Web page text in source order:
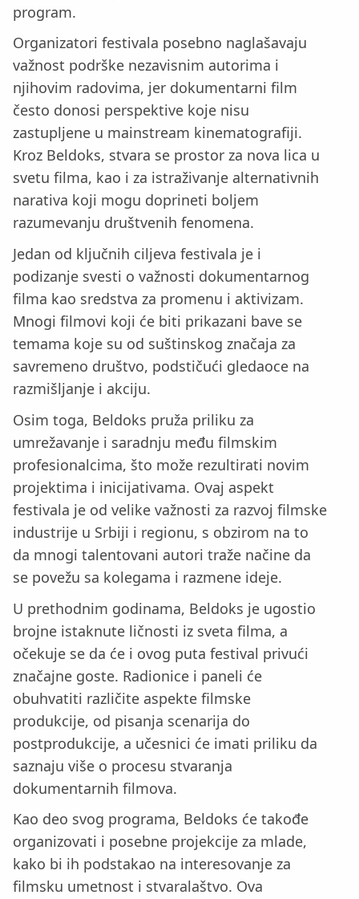
program.
Organizatori festivala posebno naglašavaju
važnost podrške nezavisnim autorima i
njihovim radovima, jer dokumentarni film
često donosi perspektive koje nisu
zastupljene u mainstream kinematografiji.
Kroz Beldoks, stvara se prostor za nova lica u
svetu filma, kao i za istraživanje alternativnih
narativa koji mogu doprineti boljem
razumevanju društvenih fenomena.
Jedan od ključnih ciljeva festivala je i
podizanje svesti o važnosti dokumentarnog
filma kao sredstva za promenu i aktivizam.
Mnogi filmovi koji će biti prikazani bave se
temama koje su od suštinskog značaja za
savremeno društvo, podstičući gledaoce na
razmišljanje i akciju.
Osim toga, Beldoks pruža priliku za
umrežavanje i saradnju među filmskim
profesionalcima, što može rezultirati novim
projektima i inicijativama. Ovaj aspekt
festivala je od velike važnosti za razvoj filmske
industrije u Srbiji i regionu, s obzirom na to
da mnogi talentovani autori traže načine da
se povežu sa kolegama i razmene ideje.
U prethodnim godinama, Beldoks je ugostio
brojne istaknute ličnosti iz sveta filma, a
očekuje se da će i ovog puta festival privući
značajne goste. Radionice i paneli će
obuhvatiti različite aspekte filmske
produkcije, od pisanja scenarija do
postprodukcije, a učesnici će imati priliku da
saznaju više o procesu stvaranja
dokumentarnih filmova.
Kao deo svog programa, Beldoks će takođe
organizovati i posebne projekcije za mlade,
kako bi ih podstakao na interesovanje za
filmsku umetnost i stvaralaštvo. Ova